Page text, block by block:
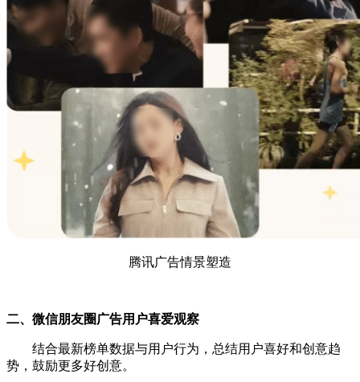
腾讯广告情景塑造
二、微信朋友圈广告用户喜爱观察
结合最新榜单数据与用户行为，总结用户喜好和创意趋
势，鼓励更多好创意。